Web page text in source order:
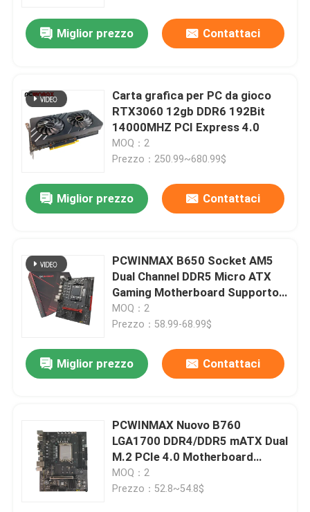
Prodotti
Miglior prezzo Contattaci
Carta grafica per PC da gioco
RTX3060 12gb DDR6 192Bit
14000MHZ PCI Express 4.0
MOQ：2
Prezzo：250.99~680.99$
Miglior prezzo Contattaci
PCWINMAX B650 Socket AM5
Dual Channel DDR5 Micro ATX
Gaming Motherboard Supporto
R7 R8 R9 Processori
MOQ：2
Prezzo：58.99-68.99$
Miglior prezzo Contattaci
PCWINMAX Nuovo B760
LGA1700 DDR4/DDR5 mATX Dual
M.2 PCIe 4.0 Motherboard
Supporto 12° 13° 14° i3 i5 i7
MOQ：2
Prezzo：52.8~54.8$